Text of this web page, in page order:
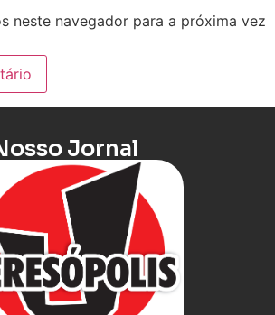
neste navegador para a próxima vez
Jornal